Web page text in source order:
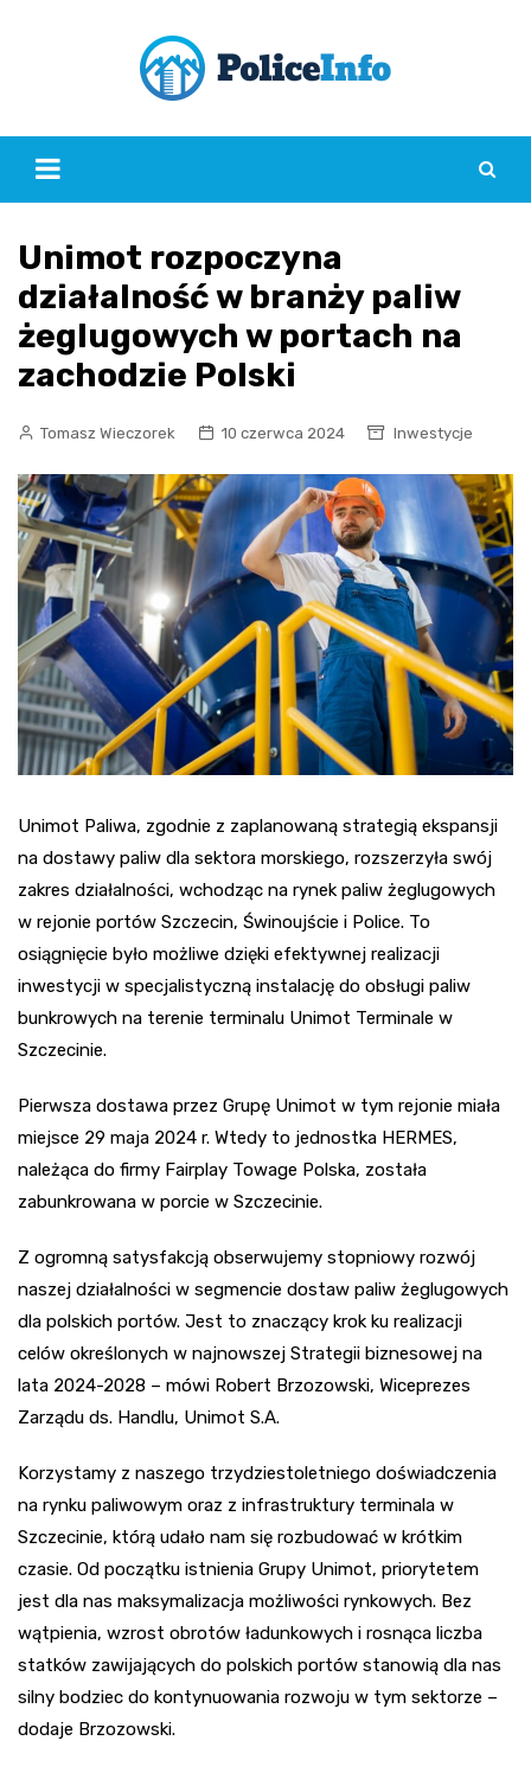
Unimot rozpoczyna
działalność w branży paliw
żeglugowych w portach na
zachodzie Polski
Tomasz Wieczorek 10 czerwca 2024 Inwestycje
Unimot Paliwa, zgodnie z zaplanowaną strategią ekspansji
na dostawy paliw dla sektora morskiego, rozszerzyła swój
zakres działalności, wchodząc na rynek paliw żeglugowych
w rejonie portów Szczecin, Świnoujście i Police. To
osiągnięcie było możliwe dzięki efektywnej realizacji
inwestycji w specjalistyczną instalację do obsługi paliw
bunkrowych na terenie terminalu Unimot Terminale w
Szczecinie.
Pierwsza dostawa przez Grupę Unimot w tym rejonie miała
miejsce 29 maja 2024 r. Wtedy to jednostka HERMES,
należąca do firmy Fairplay Towage Polska, została
zabunkrowana w porcie w Szczecinie.
Z ogromną satysfakcją obserwujemy stopniowy rozwój
naszej działalności w segmencie dostaw paliw żeglugowych
dla polskich portów. Jest to znaczący krok ku realizacji
celów określonych w najnowszej Strategii biznesowej na
lata 2024-2028 – mówi Robert Brzozowski, Wiceprezes
Zarządu ds. Handlu, Unimot S.A.
Korzystamy z naszego trzydziestoletniego doświadczenia
na rynku paliwowym oraz z infrastruktury terminala w
Szczecinie, którą udało nam się rozbudować w krótkim
czasie. Od początku istnienia Grupy Unimot, priorytetem
jest dla nas maksymalizacja możliwości rynkowych. Bez
wątpienia, wzrost obrotów ładunkowych i rosnąca liczba
statków zawijających do polskich portów stanowią dla nas
silny bodziec do kontynuowania rozwoju w tym sektorze –
dodaje Brzozowski.